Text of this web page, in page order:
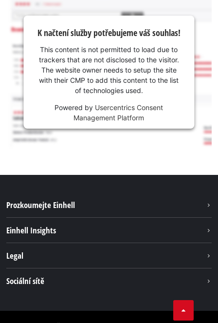
K načtení služby potřebujeme váš souhlas!
This content is not permitted to load due to
trackers that are not disclosed to the visitor.
The website owner needs to setup the site
with their CMP to add this content to the list
of technologies used.
Powered by Usercentrics Consent
Management Platform
Prozkoumejte Einhell
Systém akumulátorů
Einhell Insights
Legal
Sociální sítě